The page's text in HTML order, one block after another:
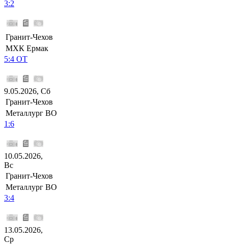
3:2
Гранит-Чехов
МХК Ермак
5:4 ОТ
9.05.2026, Сб
Гранит-Чехов
Металлург ВО
1:6
10.05.2026,
Вс
Гранит-Чехов
Металлург ВО
3:4
13.05.2026,
Ср